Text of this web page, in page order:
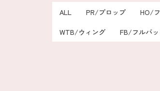
ALL PR/プロップ HO/
WTB/ウィング
FB/フルバッ